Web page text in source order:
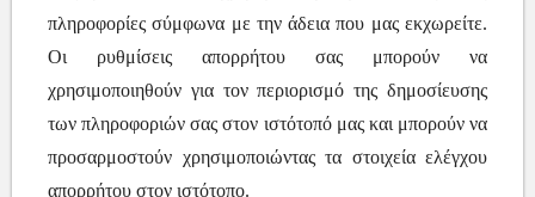
πληροφορίες σύμφωνα με την άδεια που μας εκχωρείτε.
Οι ρυθμίσεις απορρήτου σας μπορούν να
χρησιμοποιηθούν για τον περιορισμό της δημοσίευσης
των πληροφοριών σας στον ιστότοπό μας και μπορούν να
προσαρμοστούν χρησιμοποιώντας τα στοιχεία ελέγχου
απορρήτου στον ιστότοπο.